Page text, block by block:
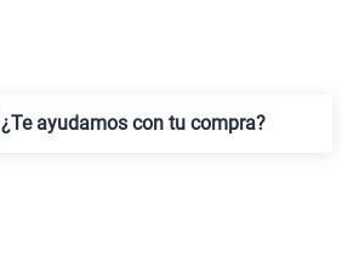
¿Te ayudamos con tu compra?